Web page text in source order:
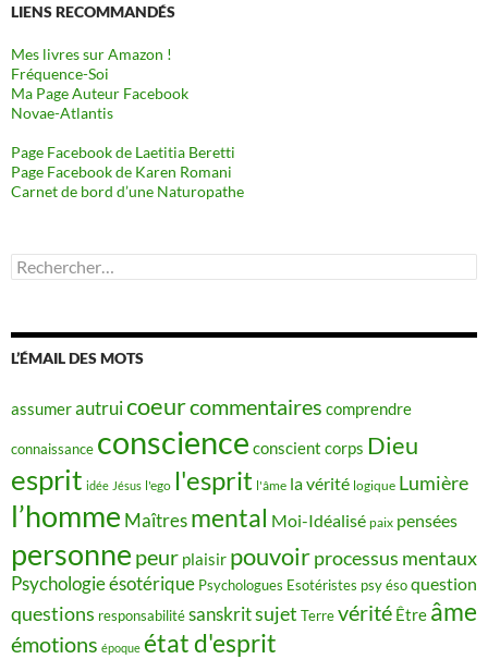
LIENS RECOMMANDÉS
Mes livres sur Amazon !
Fréquence-Soi
Ma Page Auteur Facebook
Novae-Atlantis
Page Facebook de Laetitia Beretti
Page Facebook de Karen Romani
Carnet de bord d’une Naturopathe
Rechercher :
L’ÉMAIL DES MOTS
assumerautruicoeurcommentaires comprendre
connaissance conscience conscient corps Dieu
esprit idée Jésus l'ego l'esprit l'âme la vérité logique Lumière
l’homme Maîtres mental Moi-Idéalisé paix pensées
personne peur plaisir pouvoirprocessus mentaux
Psychologie ésotérique Psychologues Esotéristes psy ésoquestion
questions responsabilitésanskritsujet Terrevérité Être âme
émotions époque état d'esprit